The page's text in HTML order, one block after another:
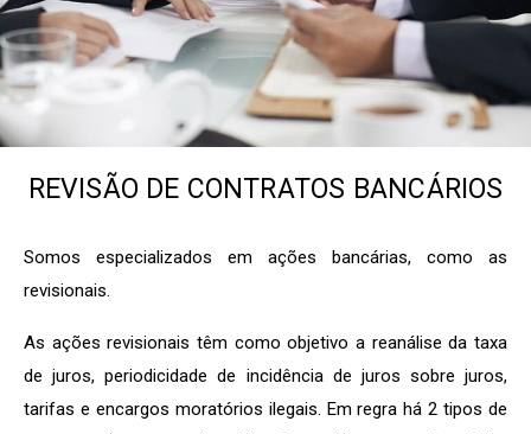
REVISÃO DE CONTRATOS BANCÁRIOS
Somos especializados em ações bancárias, como as
revisionais.
As ações revisionais têm como objetivo a reanálise da taxa
de juros, periodicidade de incidência de juros sobre juros,
tarifas e encargos moratórios ilegais. Em regra há 2 tipos de